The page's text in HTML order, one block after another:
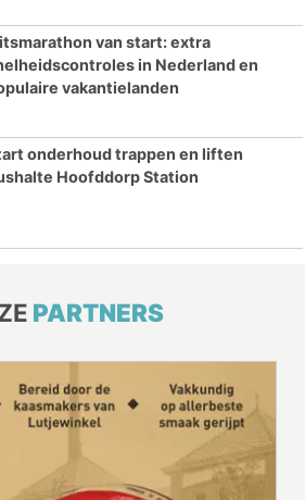
van start: extra
in Nederland en
vakantielanden
onderhoud trappen en liften
Hoofddorp Station
PARTNERS